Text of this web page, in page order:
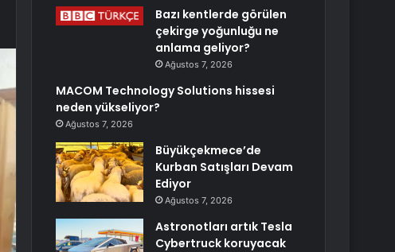
Bazı kentlerde görülen
çekirge yoğunluğu ne
anlama geliyor?
Ağustos 7, 2026
MACOM Technology Solutions hissesi
neden yükseliyor?
Ağustos 7, 2026
Büyükçekmece’de
Kurban Satışları Devam
Ediyor
Ağustos 7, 2026
Astronotları artık Tesla
Cybertruck koruyacak